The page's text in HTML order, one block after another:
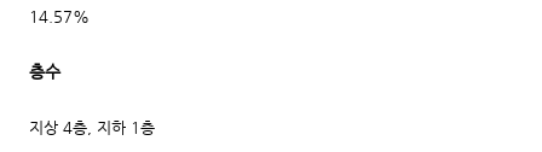
14.57%
층수
지상 4층, 지하 1층